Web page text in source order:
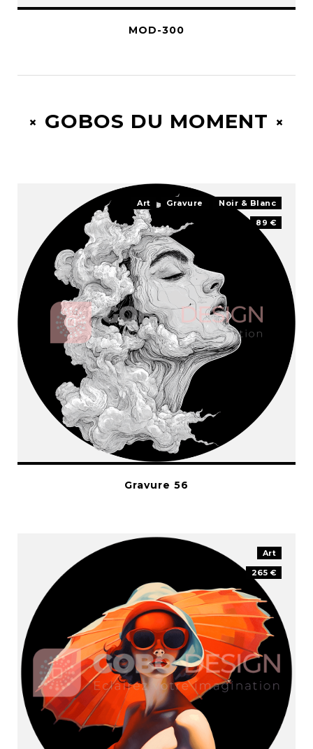
MOD-300
GOBOS DU MOMENT
Art Gravure
Noir & Blanc
89 €
Gravure 56
Art
265 €